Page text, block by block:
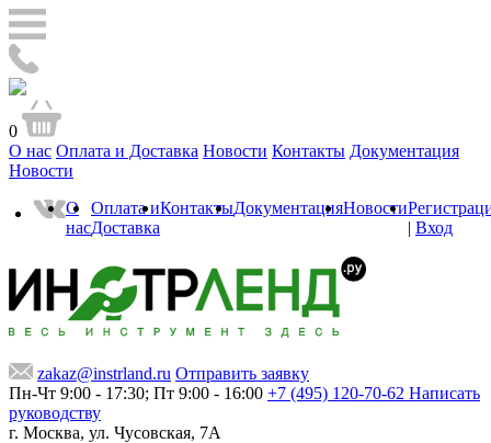
0
О нас Оплата и Доставка Новости Контакты Документация
Новости
О
нас
Оплата и
Доставка
КонтактыДокументацияНовости
| Вход
zakaz@instrland.ru Отправить заявку
Пн-Чт 9:00 - 17:30; Пт 9:00 - 16:00 +7 (495) 120-70-62 Написать
руководству
г. Москва, ул. Чусовская, 7А